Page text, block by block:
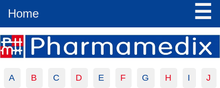
Home ☰
A B C D E F G H I J